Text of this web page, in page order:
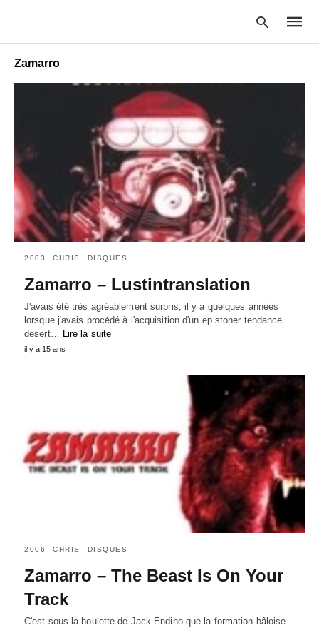
query
and
hit
enter:
Zamarro
2003 CHRIS DISQUES
Zamarro – Lustintranslation
J'avais été très agréablement surpris, il y a quelques années
lorsque j'avais procédé à l'acquisition d'un ep stoner tendance
desert… Lire la suite
il y a 15 ans
2006 CHRIS DISQUES
Zamarro – The Beast Is On Your
Track
C'est sous la houlette de Jack Endino que la formation bâloise